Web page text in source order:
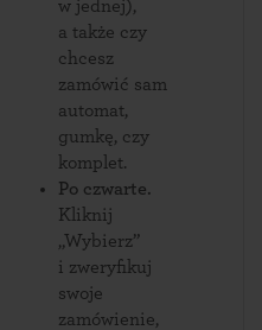
w jednej),
a także czy
chcesz
zamówić sam
automat,
gumkę, czy
komplet.
Po czwarte.
Kliknij
„Wybierz”
i zweryfikuj
swoje
zamówienie,